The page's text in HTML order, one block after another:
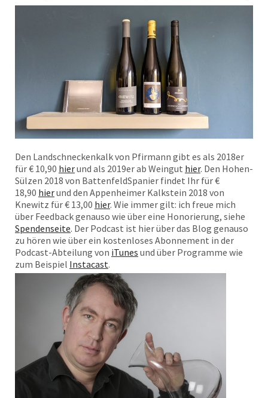
Den Landschneckenkalk von Pfirmann gibt es als 2018er
für € 10,90 hierund als 2019er ab Weingut hier. Den Hohen-
Sülzen 2018 von BattenfeldSpanier findet Ihr für €
18,90 hierund den Appenheimer Kalkstein 2018 von
Knewitz für € 13,00 hier. Wie immer gilt: ich freue mich
über Feedback genauso wie über eine Honorierung, siehe
Spendenseite. Der Podcast ist hier über das Blog genauso
zu hören wie über ein kostenloses Abonnement in der
Podcast-Abteilung von iTunes und über Programme wie
zum Beispiel Instacast.